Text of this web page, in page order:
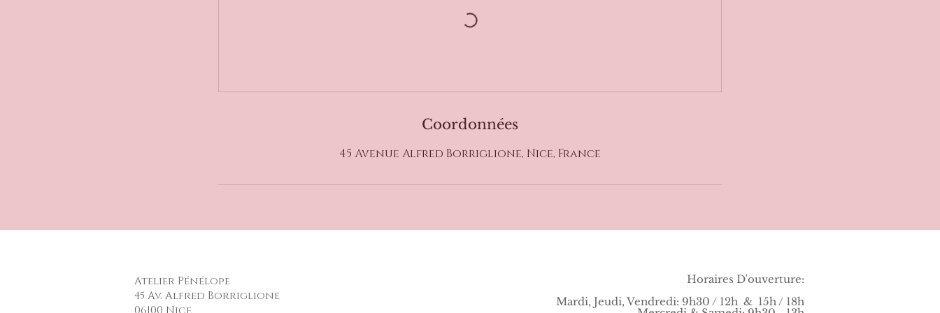
Coordonnées
45 Avenue Alfred Borriglione, Nice, France
Atelier Pénélope
45 Av. Alfred Borriglione
Horaires D'ouverture:
Mardi, Jeudi, Vendredi: 9h30 / 12h & 15h / 18h